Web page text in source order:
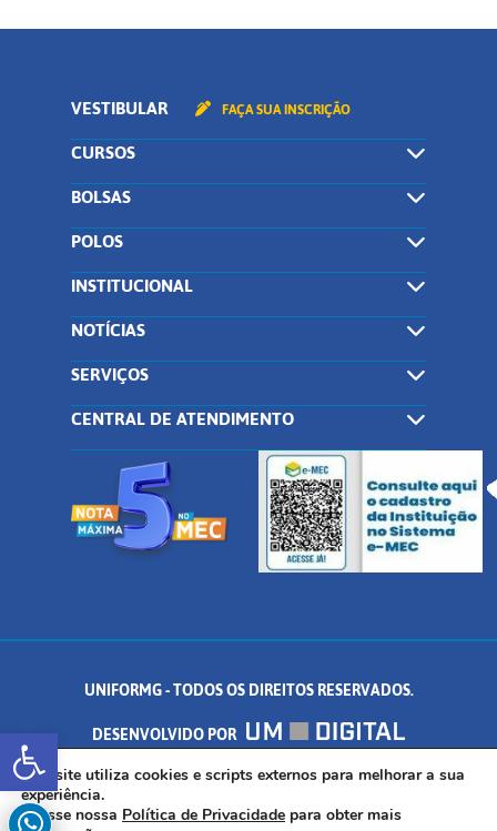
Abrir a barra de ferramentas
VESTIBULAR FAÇA SUA INSCRIÇÃO
CURSOS
BOLSAS
POLOS
INSTITUCIONAL
NOTÍCIAS
SERVIÇOS
CENTRAL DE ATENDIMENTO
UNIFORMG - TODOS OS DIREITOS RESERVADOS.
DESENVOLVIDO POR
AV. DR. ARNALDO DE SENNA, 328 - PALMEIRAS, FORMIGA/MG - CEP:
35.574.530
Este site utiliza cookies e scripts externos para melhorar a sua
experiência.
Acesse nossa Política de Privacidade para obter mais